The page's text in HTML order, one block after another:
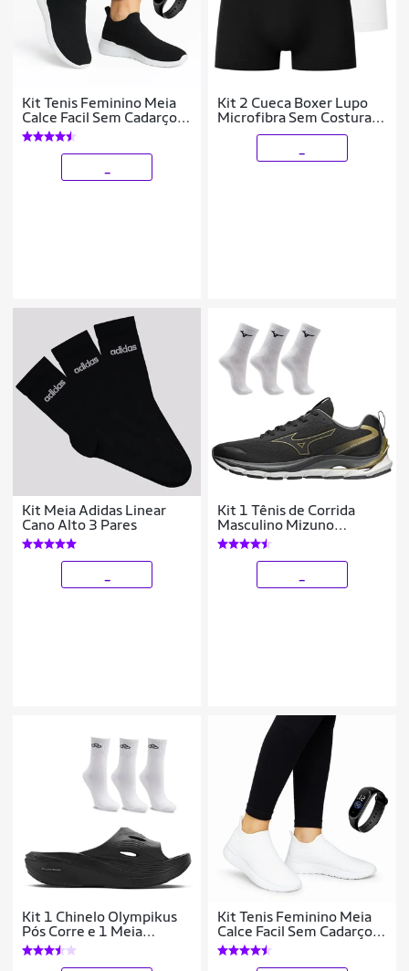
Kit Tenis Feminino Meia
Calce Facil Sem Cadarço
Leve e Confortavel com
Relógio
Kit 2 Cueca Boxer Lupo
Microfibra Sem Costura
Masculina Original
Kit Meia Adidas Linear
Cano Alto 3 Pares
Kit 1 Tênis de Corrida
Masculino Mizuno
Dynasty 5 e 3 Pares Meia
Cano Médio Basic
Kit 1 Chinelo Olympikus
Pós Corre e 1 Meia
Olympikus Cano Médio 3
Pares
Kit Tenis Feminino Meia
Calce Facil Sem Cadarço
Leve e Confortavel com
Relógio